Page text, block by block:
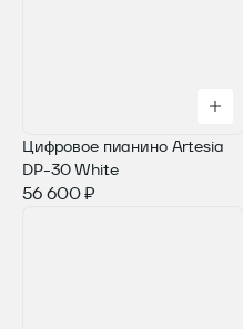
Цифровое пианино Artesia
DP-30 White
56 600 ₽